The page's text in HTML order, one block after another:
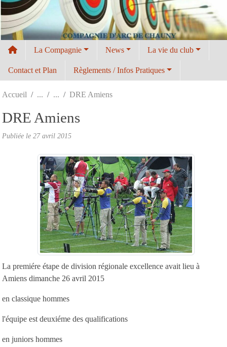
La Compagnie News La vie du club
Contact et Plan Règlements / Infos Pratiques
Accueil DRE Amiens
DRE Amiens
Publiée le 27 avril 2015
La premiére étape de division régionale excellence avait lieu à
Amiens dimanche 26 avril 2015
en classique hommes
l'équipe est deuxiéme des qualifications
en juniors hommes
Panneau de gestion des cookies